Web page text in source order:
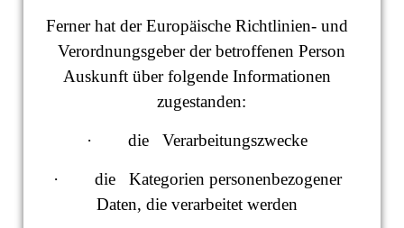
Ferner hat der Europäische Richtlinien- und
Verordnungsgeber der betroffenen Person
Auskunft über folgende Informationen
zugestanden:
· die Verarbeitungszwecke
· die Kategorien personenbezogener
Daten, die verarbeitet werden